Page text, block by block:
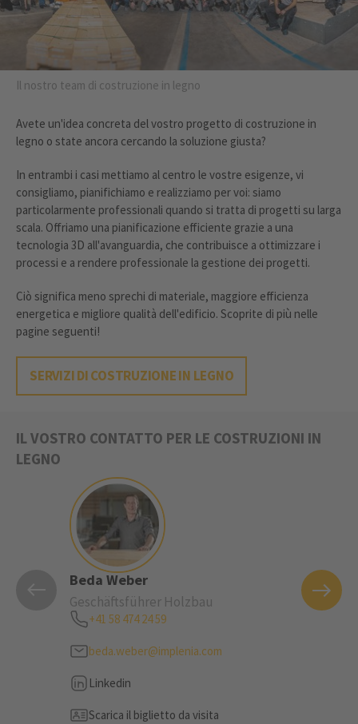
Il nostro team di costruzione in legno
Avete un'idea concreta del vostro progetto di costruzione in
legno o state ancora cercando la soluzione giusta?
In entrambi i casi mettiamo al centro le vostre esigenze, vi
consigliamo, pianifichiamo e realizziamo per voi: siamo
particolarmente professionali quando si tratta di progetti su larga
scala. Offriamo una pianificazione efficiente grazie a una
tecnologia 3D all'avanguardia, che contribuisce a ottimizzare i
processi e a rendere professionale la gestione dei progetti.
Ciò significa meno sprechi di materiale, maggiore efficienza
energetica e migliore qualità dell'edificio. Scoprite di più nelle
pagine seguenti!
SERVIZI DI COSTRUZIONE IN LEGNO
IL VOSTRO CONTATTO PER LE COSTRUZIONI IN
LEGNO
Beda Weber
Geschäftsführer Holzbau
+41 58 474 24 59
beda.weber@implenia.com
Linkedin
Scarica il biglietto da visita
Nils